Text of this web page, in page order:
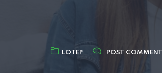
LOTEP POST COMMENT